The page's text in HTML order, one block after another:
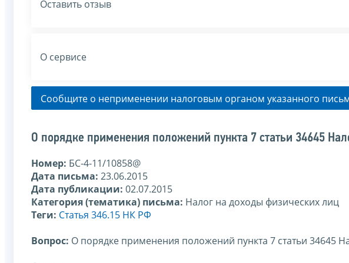
Оставить отзыв
О сервисе
Сообщите о неприменении налоговым органом указанного
О порядке применения положений пункта 7 статьи 34645
Номер: БС-4-11/10858@
Дата письма: 23.06.2015
Дата публикации: 02.07.2015
Категория (тематика) письма: Налог на доходы физических лиц
Теги: Статья 346.15 НК РФ
Вопрос: О порядке применения положений пункта 7 статьи 34645